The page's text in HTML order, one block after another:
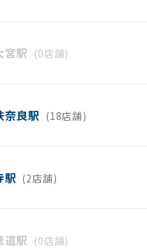
宮駅 (0店舗)
奈良駅 (18店舗)
駅 (2店舗)
道駅 (0店舗)